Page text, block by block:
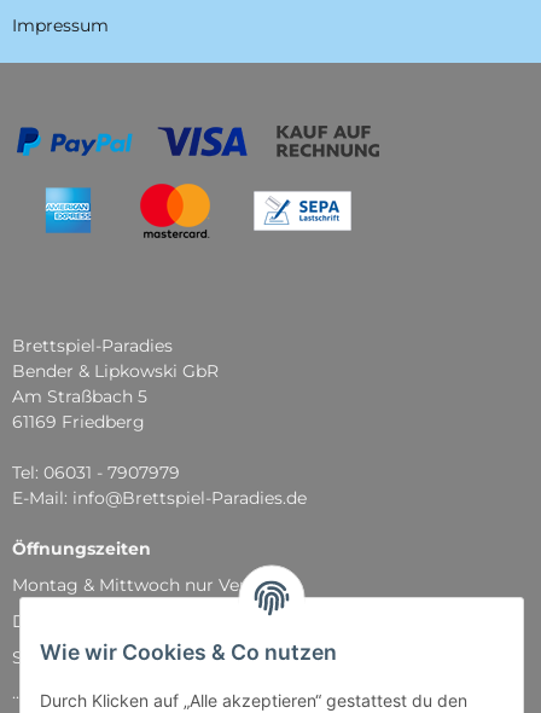
Wie wir Cookies & Co nutzen
Durch Klicken auf „Alle akzeptieren“ gestattest du den
Impressum
Brettspiel-Paradies
Bender & Lipkowski GbR
Am Straßbach 5
61169 Friedberg
Tel: 06031 - 7907979
E-Mail: info@Brettspiel-Paradies.de
Öffnungszeiten
Montag & Mittwoch nur Versand
Dienstag, Donnerstag und Freitag: 11:00 - 18:30 Uhr
Samstag: 11:00 - 14:00 Uhr
...und natürlich während unserer Events